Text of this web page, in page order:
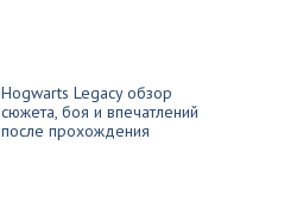
Hogwarts Legacy обзор
сюжета, боя и впечатлений
после прохождения